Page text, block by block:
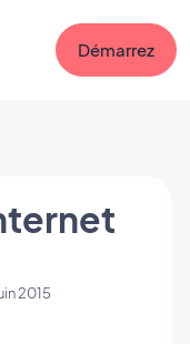
Démarrez
2015